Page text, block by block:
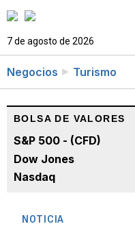
7 de agosto de 2026
Negocios Turismo
BOLSA DE VALORES
S&P 500 - (CFD)
Dow Jones
Nasdaq
NOTICIA